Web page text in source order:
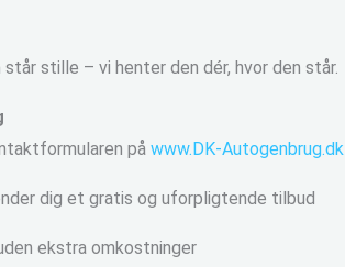
stille – vi henter den dér, hvor den står.
på www.DK-Autogenbrug.dk
dig et gratis og uforpligtende tilbud
ekstra omkostninger